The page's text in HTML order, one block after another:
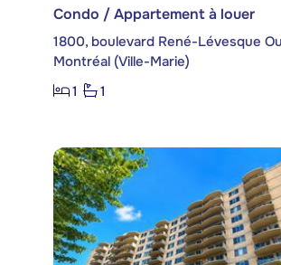
Condo / Appartement à louer
Montréal (Ville-Marie)
1
1